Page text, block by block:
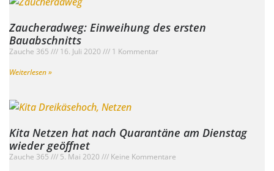
Zaucheradweg: Einweihung des ersten
Bauabschnitts
Zauche 365 16. Juli 2020
1 Kommentar
Weiterlesen »
Kita Netzen hat nach Quarantäne am Dienstag
wieder geöffnet
Zauche 365 5. Mai 2020
Keine Kommentare